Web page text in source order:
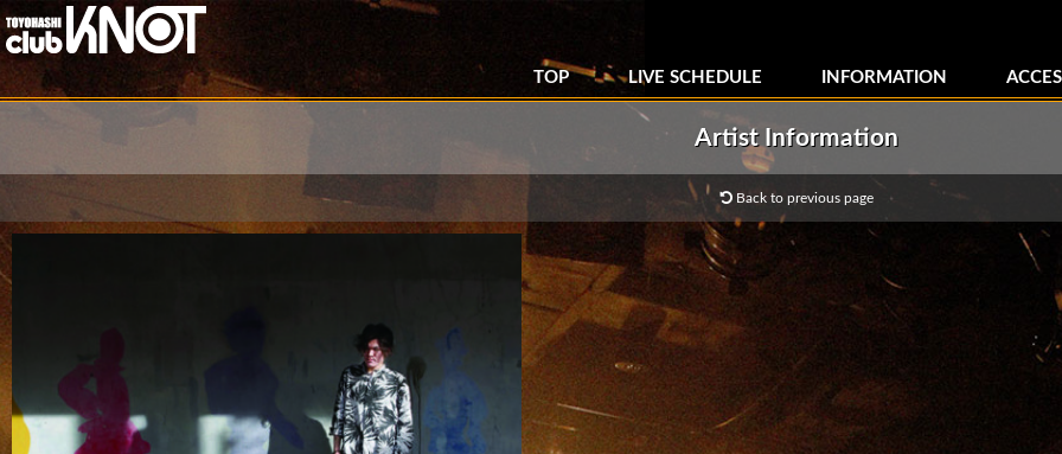
TOP LIVE SCHEDULE INFORMATION
Artist Information
Back to previous page